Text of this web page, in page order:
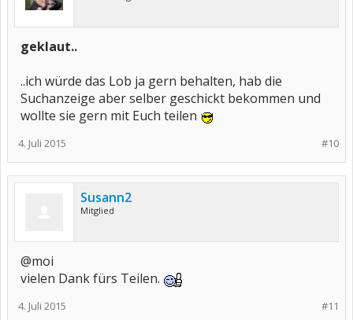
geklaut..
..ich würde das Lob ja gern behalten, hab die
Suchanzeige aber selber geschickt bekommen und
wollte sie gern mit Euch teilen
#10
4. Juli 2015
Susann2
Mitglied
@moi
vielen Dank fürs Teilen.
#11
4. Juli 2015